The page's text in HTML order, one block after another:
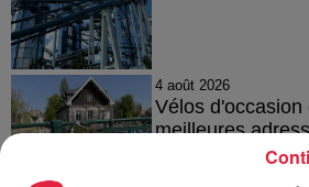
4 août 2026
Vélos d'occasion
meilleures